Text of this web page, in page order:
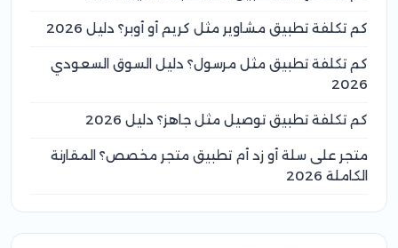
كم تكلفة تطبيق مشاوير مثل كريم أو أوبر؟ دليل 2026
كم تكلفة تطبيق مثل مرسول؟ دليل السوق السعودي
2026
كم تكلفة تطبيق توصيل مثل جاهز؟ دليل 2026
متجر على سلة أو زد أم تطبيق متجر مخصص؟ المقارنة
الكاملة 2026